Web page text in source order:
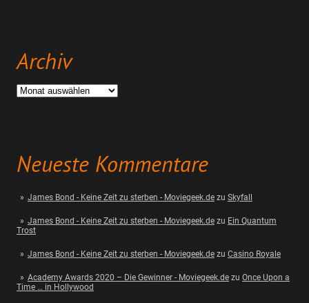
Archiv
Archiv
Neueste Kommentare
James Bond - Keine Zeit zu sterben - Moviegeek.dezu Skyfall
James Bond - Keine Zeit zu sterben - Moviegeek.dezu Ein Quantum
Trost
James Bond - Keine Zeit zu sterben - Moviegeek.dezu Casino Royale
Academy Awards 2020 – Die Gewinner - Moviegeek.dezu Once Upon a
Time … in Hollywood